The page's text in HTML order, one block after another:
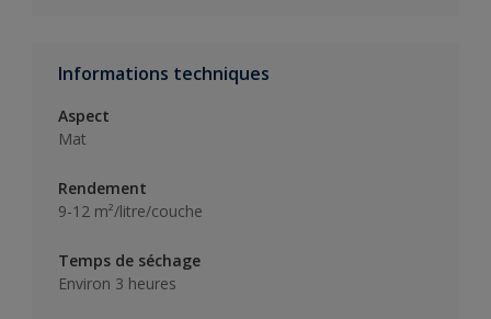
Informations techniques
Aspect
Mat
Rendement
9-12 m²/litre/couche
Temps de séchage
Environ 3 heures